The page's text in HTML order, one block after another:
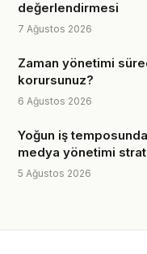
değerlendirmesi
7 Ağustos 2026
Zaman yönetimi
korursunuz?
6 Ağustos 2026
Yoğun iş
medya yönetimi
5 Ağustos 2026